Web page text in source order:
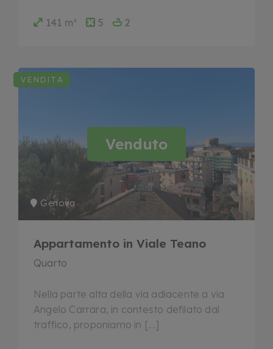
141 m² 5 2
VENDITA
Venduto
Genova
Appartamento in Viale Teano
Quarto
Nella parte alta della via adiacente a via
Angelo Carrara, in contesto defilato dal
traffico, proponiamo in […]